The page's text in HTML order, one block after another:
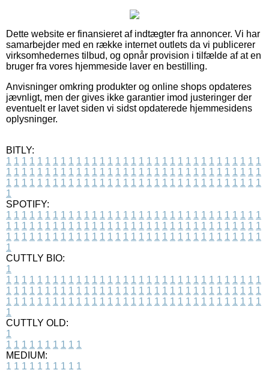
Dette website er finansieret af indtægter fra annoncer. Vi har
samarbejder med en række internet outlets da vi publicerer
virksomhedernes tilbud, og opnår provision i tilfælde af at en
bruger fra vores hjemmeside laver en bestilling.
Anvisninger omkring produkter og online shops opdateres
jævnligt, men der gives ikke garantier imod justeringer der
eventuelt er lavet siden vi sidst opdaterede hjemmesidens
oplysninger.
BITLY:
1 1 1 1 1 1 1 1 1 1 1 1 1 1 1 1 1 1 1 1 1 1 1 1 1 1 1 1 1 1 1 1 1
1 1 1 1 1 1 1 1 1 1 1 1 1 1 1 1 1 1 1 1 1 1 1 1 1 1 1 1 1 1 1 1 1
1 1 1 1 1 1 1 1 1 1 1 1 1 1 1 1 1 1 1 1 1 1 1 1 1 1 1 1 1 1 1 1 1
1
SPOTIFY:
1 1 1 1 1 1 1 1 1 1 1 1 1 1 1 1 1 1 1 1 1 1 1 1 1 1 1 1 1 1 1 1 1
1 1 1 1 1 1 1 1 1 1 1 1 1 1 1 1 1 1 1 1 1 1 1 1 1 1 1 1 1 1 1 1 1
1 1 1 1 1 1 1 1 1 1 1 1 1 1 1 1 1 1 1 1 1 1 1 1 1 1 1 1 1 1 1 1 1
1
CUTTLY BIO:
1
1 1 1 1 1 1 1 1 1 1 1 1 1 1 1 1 1 1 1 1 1 1 1 1 1 1 1 1 1 1 1 1 1
1 1 1 1 1 1 1 1 1 1 1 1 1 1 1 1 1 1 1 1 1 1 1 1 1 1 1 1 1 1 1 1 1
1 1 1 1 1 1 1 1 1 1 1 1 1 1 1 1 1 1 1 1 1 1 1 1 1 1 1 1 1 1 1 1 1
1
CUTTLY OLD:
1
1 1 1 1 1 1 1 1 1 1
MEDIUM:
1 1 1 1 1 1 1 1 1 1